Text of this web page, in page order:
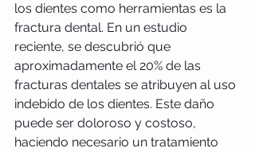
los dientes como herramientas es la
fractura dental. En un estudio
reciente, se descubrió que
aproximadamente el 20% de las
fracturas dentales se atribuyen al uso
indebido de los dientes. Este daño
puede ser doloroso y costoso,
haciendo necesario un tratamiento